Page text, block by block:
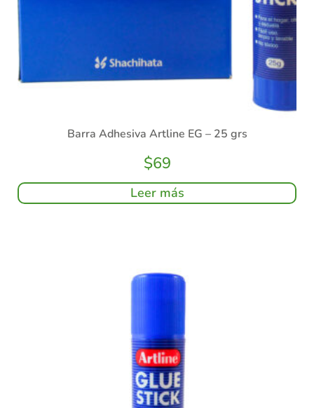
Barra Adhesiva Artline EG – 25 grs
$69
Leer más